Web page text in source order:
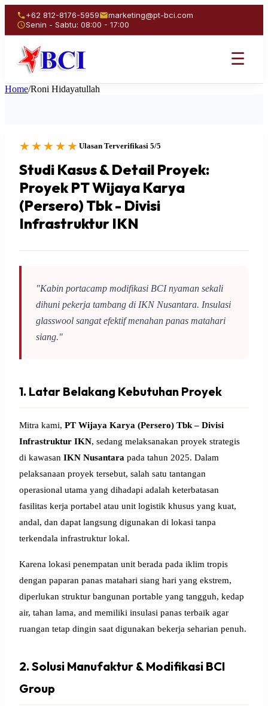
+62 812-8176-5959
marketing@pt-bci.com
Senin - Sabtu: 08:00 - 17:00
☰
Home/Roni Hidayatullah
★★★★★ Ulasan Terverifikasi 5/5
Studi Kasus & Detail Proyek:
Proyek PT Wijaya Karya
(Persero) Tbk - Divisi
Infrastruktur IKN
"Kabin portacamp modifikasi BCI nyaman sekali
dihuni pekerja tambang di IKN Nusantara. Insulasi
glasswool sangat efektif menahan panas matahari
siang."
1. Latar Belakang Kebutuhan Proyek
Mitra kami, PT Wijaya Karya (Persero) Tbk – Divisi
Infrastruktur IKN, sedang melaksanakan proyek strategis
di kawasan IKN Nusantara pada tahun 2025. Dalam
pelaksanaan proyek tersebut, salah satu tantangan
operasional utama yang dihadapi adalah keterbatasan
fasilitas kerja portabel atau unit logistik khusus yang kuat,
andal, dan dapat langsung digunakan di lokasi tanpa
terkendala infrastruktur lokal.
Karena lokasi penempatan unit berada pada iklim tropis
dengan paparan panas matahari siang hari yang ekstrem,
diperlukan struktur bangunan portable yang tangguh, kedap
air, tahan lama, and memiliki insulasi panas terbaik agar
ruangan tetap dingin saat digunakan bekerja seharian penuh.
2. Solusi Manufaktur & Modifikasi BCI
Group